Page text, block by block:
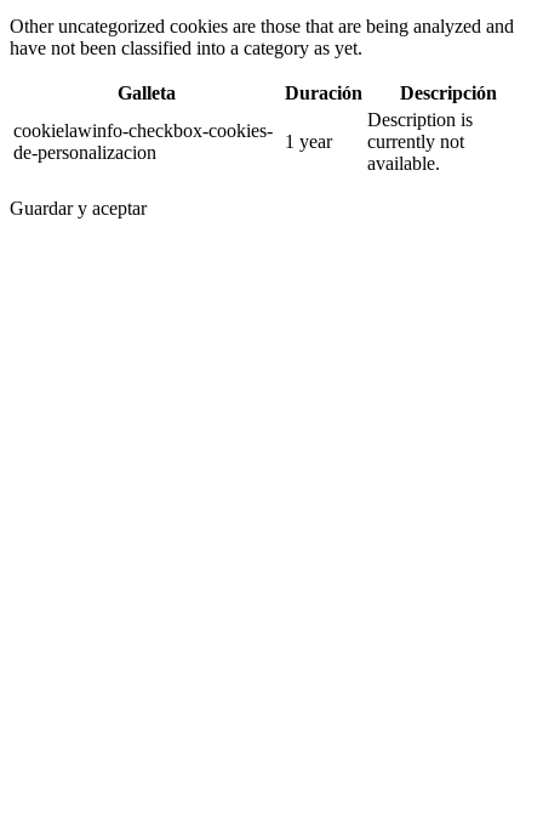
Other uncategorized cookies are those that are being analyzed and
have not been classified into a category as yet.
Galleta Duración
Descripción
cookielawinfo-checkbox-cookies-
de-personalizacion
1 year
Description is
currently not
available.
Guardar y aceptar